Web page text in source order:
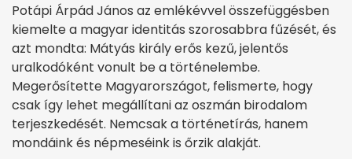
Potápi Árpád János az emlékévvel összefüggésben
kiemelte a magyar identitás szorosabbra fűzését, és
azt mondta: Mátyás király erős kezű, jelentős
uralkodóként vonult be a történelembe.
Megerősítette Magyarországot, felismerte, hogy
csak így lehet megállítani az oszmán birodalom
terjeszkedését. Nemcsak a történetírás, hanem
mondáink és népmeséink is őrzik alakját.